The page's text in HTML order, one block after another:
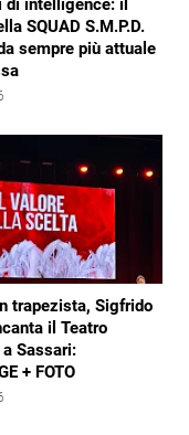
di intelligence: il
SQUAD S.M.P.D.
sempre più attuale
trapezista, Sigfrido
il Teatro
Sassari:
+ FOTO